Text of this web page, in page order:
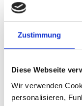
Zustimmung
Diese Webseite
Wir verwenden
personalisieren,
Suchen
nach:
KATEGORIEN